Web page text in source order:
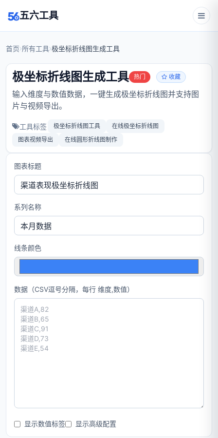
五六工具
首页 所有工具 极坐标折线图生成工具
极坐标折线图生成工具 热门 收藏
输入维度与数值数据，一键生成极坐标折线图并支持图
片与视频导出。
工具标签 极坐标折线图工具
在线极坐标折线图
图表视频导出
在线圆形折线图制作
图表标题
系列名称
线条颜色
数据（CSV逗号分隔，每行 维度,数值）
显示数值标签 显示高级配置